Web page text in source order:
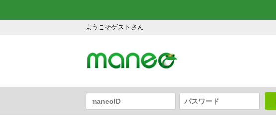
ようこそゲストさん